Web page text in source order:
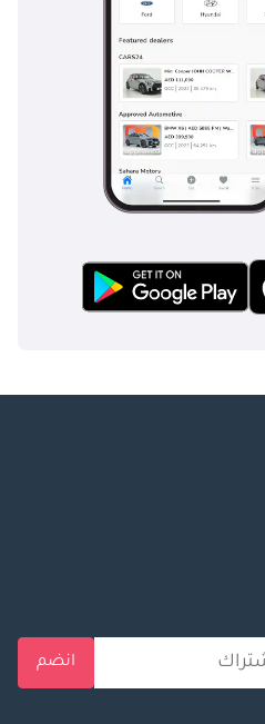
انضم